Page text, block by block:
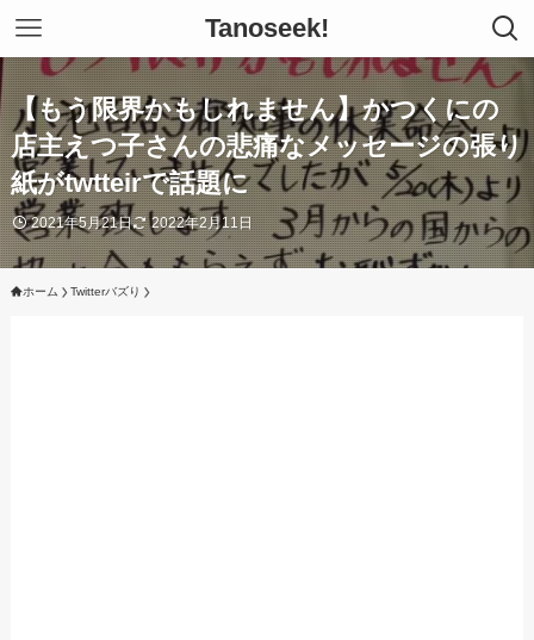
Tanoseek!
【もう限界かもしれません】かつくにの
店主えつ子さんの悲痛なメッセージの張り
紙がtwtteirで話題に
2021年5月21日 2022年2月11日
ホーム Twitterバズり